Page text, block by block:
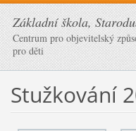
Základní škola,
Centrum pro objevitelský
pro děti
Stužkování